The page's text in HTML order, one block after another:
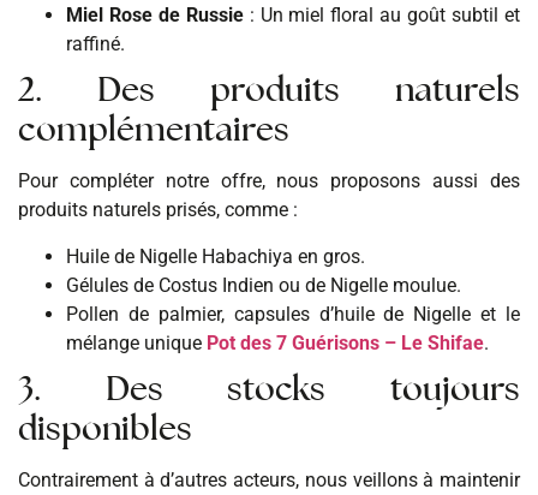
Miel Rose de Russie: Un miel floral au goût subtil et
raffiné.
2. Des produits naturels
complémentaires
Pour compléter notre offre, nous proposons aussi des
produits naturels prisés, comme :
Huile de Nigelle Habachiya en gros.
Gélules de Costus Indien ou de Nigelle moulue.
Pollen de palmier, capsules d’huile de Nigelle et le
mélange unique Pot des 7 Guérisons – Le Shifae.
3. Des stocks toujours
disponibles
Contrairement à d’autres acteurs, nous veillons à maintenir